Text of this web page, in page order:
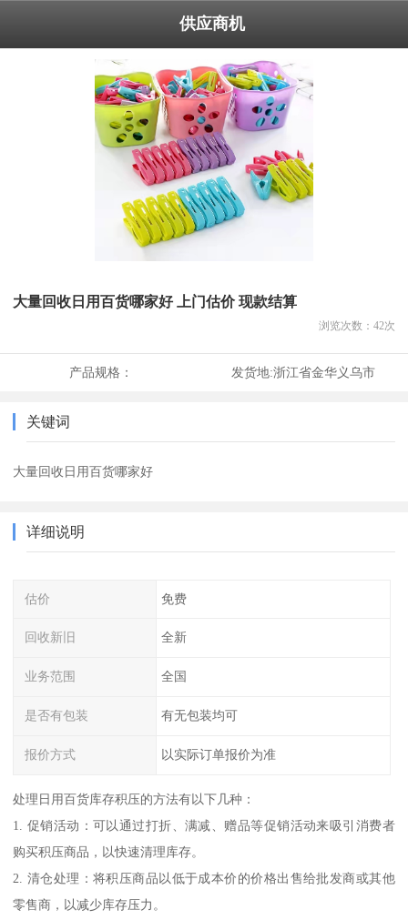
供应商机
大量回收日用百货哪家好 上门估价 现款结算
浏览次数： 42次
产品规格： 发货地:浙江省金华义乌市
关键词
大量回收日用百货哪家好
详细说明
估价 免费
回收新旧 全新
业务范围 全国
是否有包装 有无包装均可
报价方式 以实际订单报价为准
处理日用百货库存积压的方法有以下几种：
1. 促销活动：可以通过打折、满减、赠品等促销活动来吸引消费者
购买积压商品，以快速清理库存。
2. 清仓处理：将积压商品以低于成本价的价格出售给批发商或其他
零售商，以减少库存压力。